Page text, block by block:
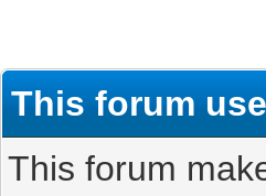
This forum
This forum